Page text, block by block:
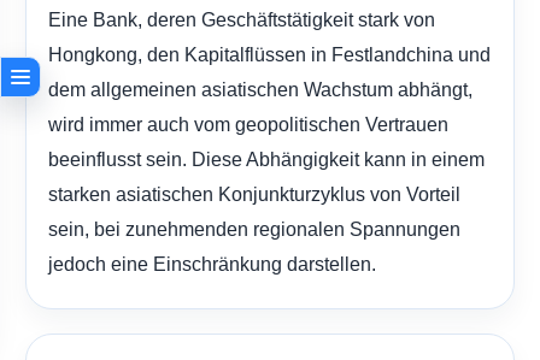
Eine Bank, deren Geschäftstätigkeit stark von
Hongkong, den Kapitalflüssen in Festlandchina und
dem allgemeinen asiatischen Wachstum abhängt,
wird immer auch vom geopolitischen Vertrauen
beeinflusst sein. Diese Abhängigkeit kann in einem
starken asiatischen Konjunkturzyklus von Vorteil
sein, bei zunehmenden regionalen Spannungen
jedoch eine Einschränkung darstellen.